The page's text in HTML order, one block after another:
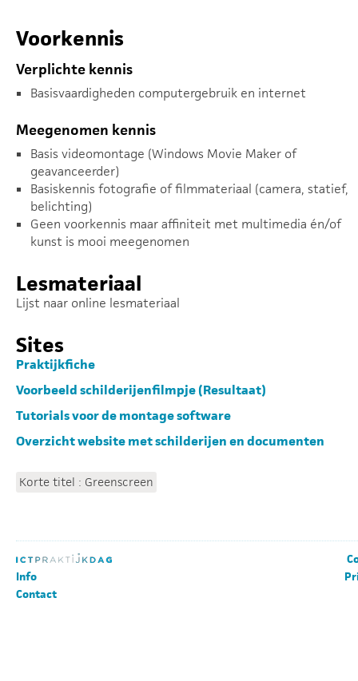
Voorkennis
Verplichte kennis
Basisvaardigheden computergebruik en internet
Meegenomen kennis
Basis videomontage (Windows Movie Maker of
geavanceerder)
Basiskennis fotografie of filmmateriaal (camera, statief,
belichting)
Geen voorkennis maar affiniteit met multimedia én/of
kunst is mooi meegenomen
Lesmateriaal
Lijst naar online lesmateriaal
Sites
Praktijkfiche
Voorbeeld schilderijenfilmpje (Resultaat)
Tutorials voor de montage software
Overzicht website met schilderijen en documenten
Korte titel : Greenscreen
Info
Contact